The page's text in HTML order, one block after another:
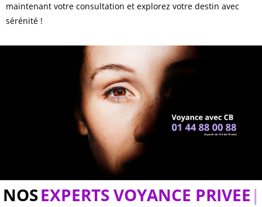
maintenant votre consultation et explorez votre destin avec
sérénité !
NOSEXPERTS VOYANCE PRIVEE